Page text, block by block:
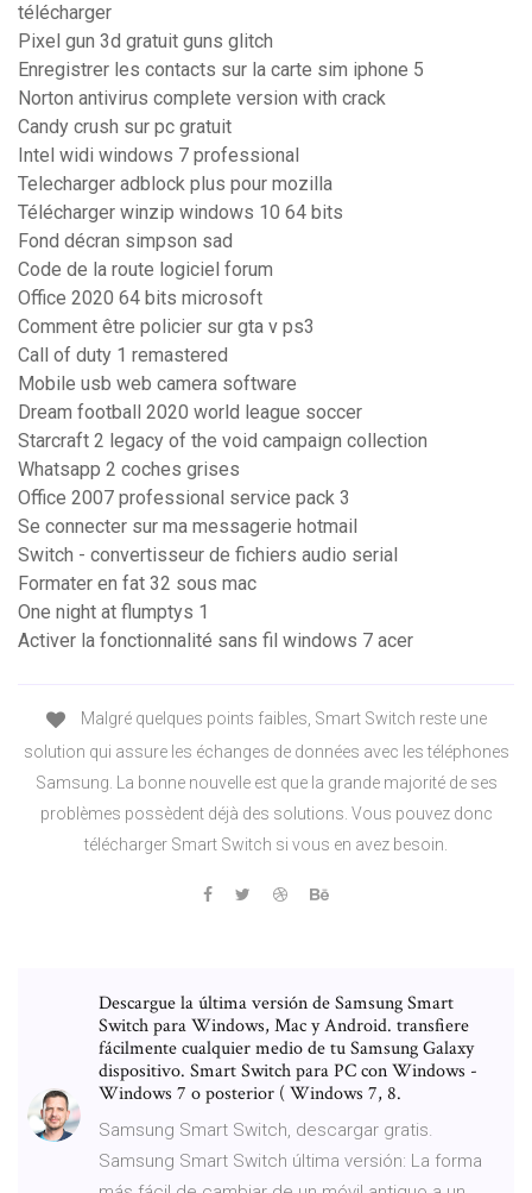
télécharger
Pixel gun 3d gratuit guns glitch
Enregistrer les contacts sur la carte sim iphone 5
Norton antivirus complete version with crack
Candy crush sur pc gratuit
Intel widi windows 7 professional
Telecharger adblock plus pour mozilla
Télécharger winzip windows 10 64 bits
Fond décran simpson sad
Code de la route logiciel forum
Office 2020 64 bits microsoft
Comment être policier sur gta v ps3
Call of duty 1 remastered
Mobile usb web camera software
Dream football 2020 world league soccer
Starcraft 2 legacy of the void campaign collection
Whatsapp 2 coches grises
Office 2007 professional service pack 3
Se connecter sur ma messagerie hotmail
Switch - convertisseur de fichiers audio serial
Formater en fat 32 sous mac
One night at flumptys 1
Activer la fonctionnalité sans fil windows 7 acer
Malgré quelques points faibles, Smart Switch reste une
solution qui assure les échanges de données avec les téléphones
Samsung. La bonne nouvelle est que la grande majorité de ses
problèmes possèdent déjà des solutions. Vous pouvez donc
télécharger Smart Switch si vous en avez besoin.
Descargue la última versión de Samsung Smart
Switch para Windows, Mac y Android. transfiere
fácilmente cualquier medio de tu Samsung Galaxy
dispositivo. Smart Switch para PC con Windows -
Windows 7 o posterior ( Windows 7, 8.
Samsung Smart Switch, descargar gratis.
Samsung Smart Switch última versión: La forma